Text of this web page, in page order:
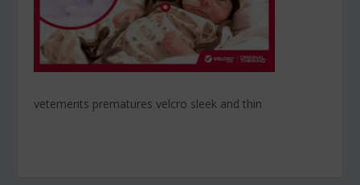
vetements prematures velcro sleek and thin